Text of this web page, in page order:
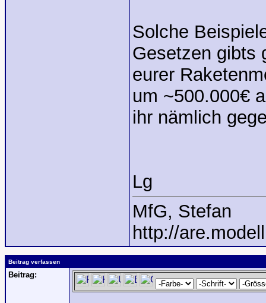
Solche
Gesetzen gibts
eurer
um ~500.000€
ihr nämlich
Lg
MfG, Stefan
http://
Beitrag verfassen
Beitrag: